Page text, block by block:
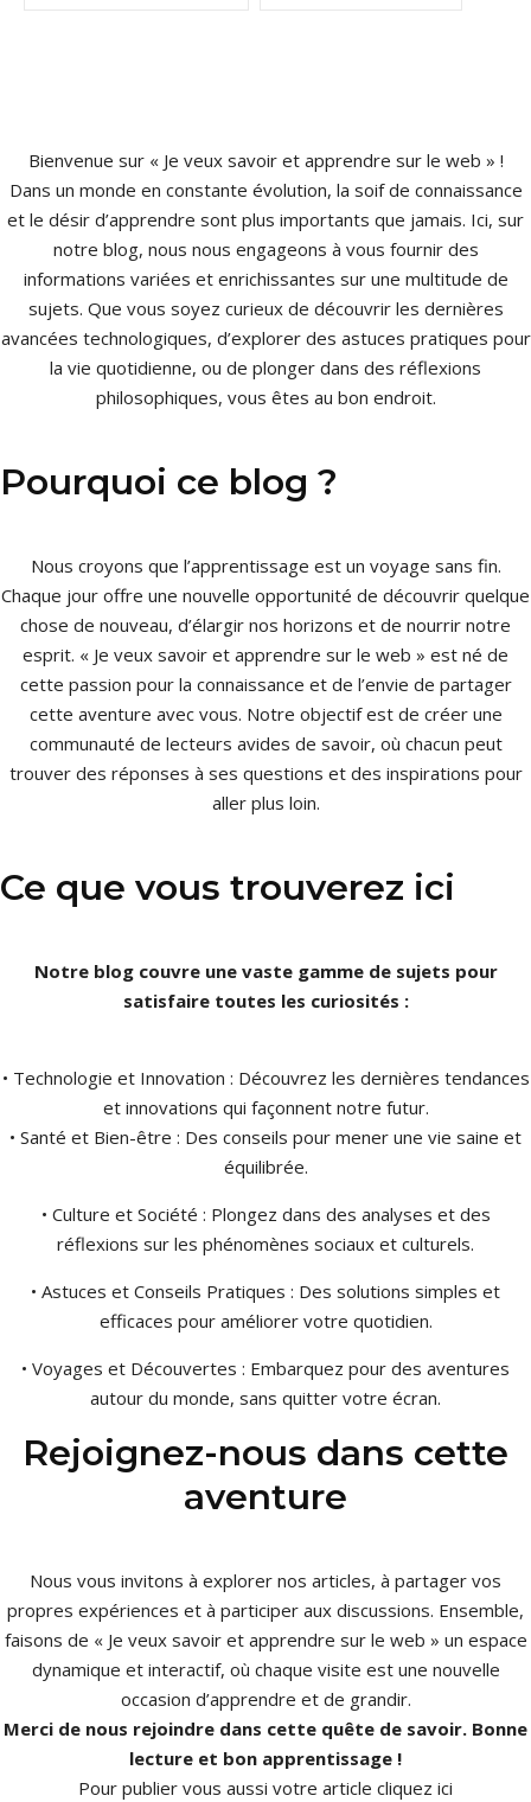
Bienvenue sur « Je veux savoir et apprendre sur le web » !
Dans un monde en constante évolution, la soif de connaissance
et le désir d’apprendre sont plus importants que jamais. Ici, sur
notre blog, nous nous engageons à vous fournir des
informations variées et enrichissantes sur une multitude de
sujets. Que vous soyez curieux de découvrir les dernières
avancées technologiques, d’explorer des astuces pratiques pour
la vie quotidienne, ou de plonger dans des réflexions
philosophiques, vous êtes au bon endroit.
Pourquoi ce blog ?
Nous croyons que l’apprentissage est un voyage sans fin.
Chaque jour offre une nouvelle opportunité de découvrir quelque
chose de nouveau, d’élargir nos horizons et de nourrir notre
esprit. « Je veux savoir et apprendre sur le web » est né de
cette passion pour la connaissance et de l’envie de partager
cette aventure avec vous. Notre objectif est de créer une
communauté de lecteurs avides de savoir, où chacun peut
trouver des réponses à ses questions et des inspirations pour
aller plus loin.
Ce que vous trouverez ici
Notre blog couvre une vaste gamme de sujets pour
satisfaire toutes les curiosités :
• Technologie et Innovation : Découvrez les dernières tendances
et innovations qui façonnent notre futur.
• Santé et Bien-être : Des conseils pour mener une vie saine et
équilibrée.
• Culture et Société : Plongez dans des analyses et des
réflexions sur les phénomènes sociaux et culturels.
• Astuces et Conseils Pratiques : Des solutions simples et
efficaces pour améliorer votre quotidien.
• Voyages et Découvertes : Embarquez pour des aventures
autour du monde, sans quitter votre écran.
Rejoignez-nous dans cette
aventure
Nous vous invitons à explorer nos articles, à partager vos
propres expériences et à participer aux discussions. Ensemble,
faisons de « Je veux savoir et apprendre sur le web » un espace
dynamique et interactif, où chaque visite est une nouvelle
occasion d’apprendre et de grandir.
Merci de nous rejoindre dans cette quête de savoir. Bonne
lecture et bon apprentissage !
Pour publier vous aussi votre article cliquez ici